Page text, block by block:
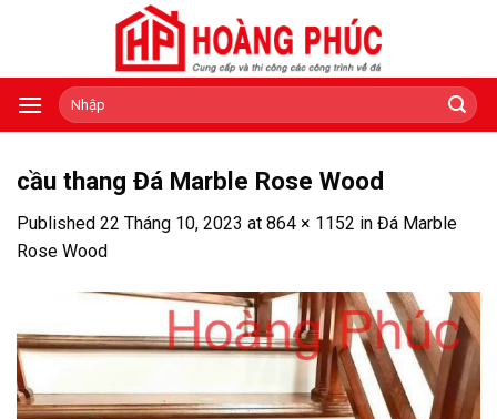
Tìm
kiếm:
cầu thang Đá Marble Rose Wood
Published 22 Tháng 10, 2023 at 864 × 1152 in Đá Marble
Rose Wood